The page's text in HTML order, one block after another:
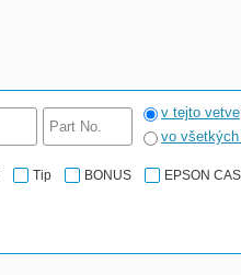
v tejto vetve
vo
Tip BONUS EPSON